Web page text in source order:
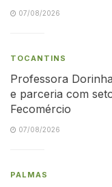
07/08/2026
TOCANTINS
Professora
e parceria com
Fecomércio
07/08/2026
PALMAS